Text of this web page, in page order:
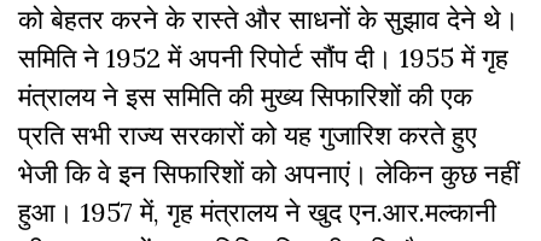
को बेहतर करने के रास्ते और साधनों के सुझाव देने थे।
समिति ने 1952 में अपनी रिपोर्ट सौंप दी। 1955 में गृह
मंत्रालय ने इस समिति की मुख्य सिफारिशों की एक
प्रति सभी राज्य सरकारों को यह गुजारिश करते हुए
भेजी कि वे इन सिफारिशों को अपनाएं। लेकिन कुछ नहीं
हुआ। 1957 में, गृह मंत्रालय ने खुद एन.आर.मल्कानी